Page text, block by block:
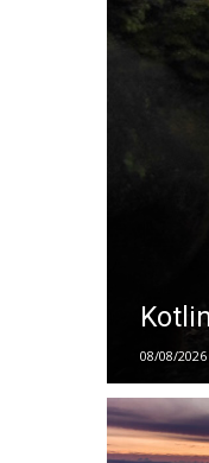
08/08/2026